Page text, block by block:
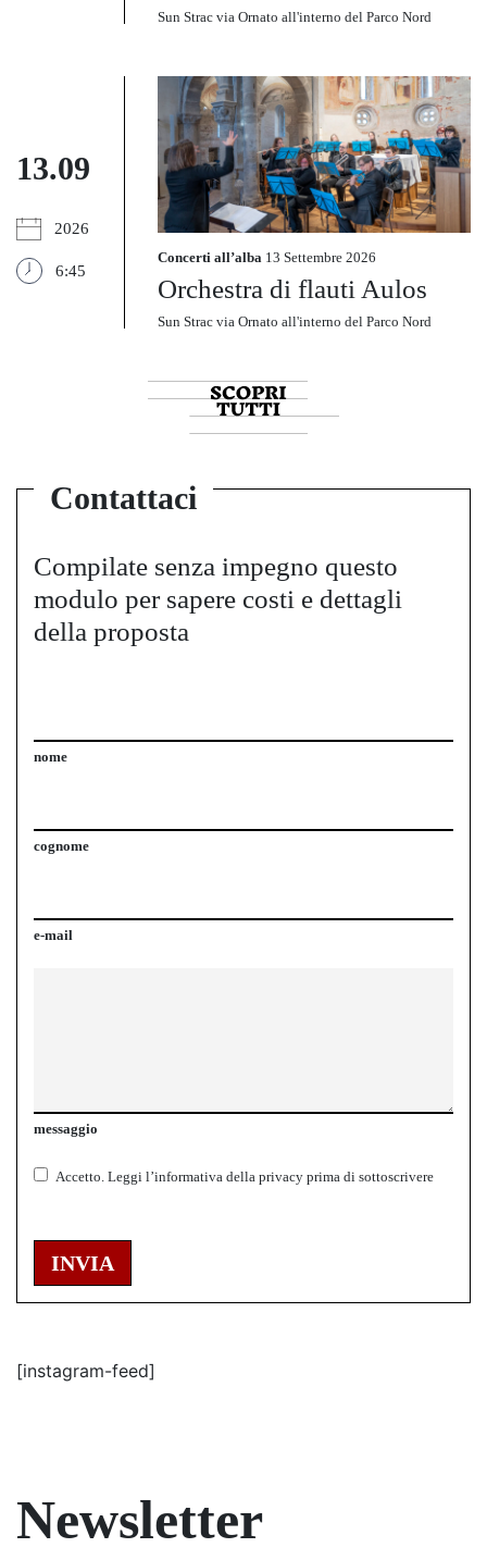
Sun Strac via Ornato all'interno del Parco Nord
13.09
2026
6:45
Concerti all’alba 13 Settembre 2026
Orchestra di flauti Aulos
Sun Strac via Ornato all'interno del Parco Nord
Contattaci
Compilate senza impegno questo
modulo per sapere costi e dettagli
della proposta
nome
cognome
e-mail
messaggio
Accetto. Leggi l’informativa della privacy prima di sottoscrivere
INVIA
[instagram-feed]
Newsletter